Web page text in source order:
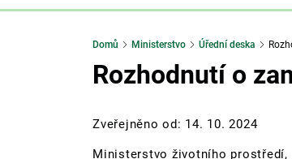
Domů Ministerstvo Úřední deska
Rozhodnutí o
Zveřejněno od: 14. 10. 2024
Ministerstvo životního prostředí,